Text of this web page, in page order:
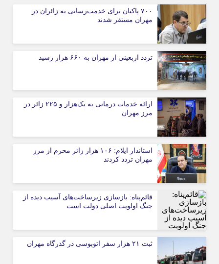
۷۰۰ پاکبان برای خدمت‌رسانی به زائران در
مهران مستقر شدند
تردد اربعینی از مهران به ۶۶۰ هزار رسید
ارائه خدمات درمانی به یک‌هزار و ۲۲۵ زائر در
مرز مهران
استاندار ایلام: ۱۰۶ هزار زائر محرم از مرز
مهران تردد کردند
قائم‌پناه: بازسازی زیرساخت‌های آسیب دیده از
جنگ اولویت اصلی دولت است
ثبت ۲۱ هزار سفر اتوبوسی در گذرگاه مهران